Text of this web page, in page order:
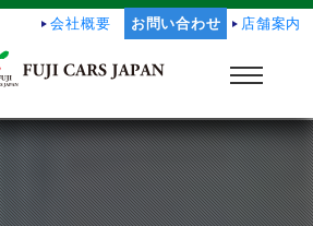
会社概要 お問い合わせ 店舗案内